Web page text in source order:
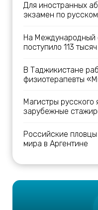
Для иностранных
экзамен по
На Международный
поступило 113
В Таджикистане
физиотерапевты
Магистры русского
зарубежные
Российские пловцы
мира в Аргентине